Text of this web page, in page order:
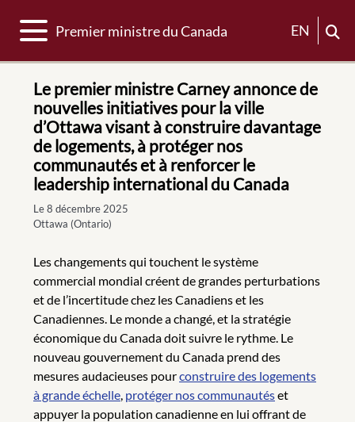
Basculer la navigation
Premier ministre du Canada EN
Le premier ministre Carney annonce de
nouvelles initiatives pour la ville
d’Ottawa visant à construire davantage
de logements, à protéger nos
communautés et à renforcer le
leadership international du Canada
Le 8 décembre 2025
Ottawa (Ontario)
Les changements qui touchent le système
commercial mondial créent de grandes perturbations
et de l’incertitude chez les Canadiens et les
Canadiennes. Le monde a changé, et la stratégie
économique du Canada doit suivre le rythme. Le
nouveau gouvernement du Canada prend des
mesures audacieuses pourconstruire des logements
à grande échelle, protéger nos communautéset
appuyer la population canadienne en lui offrant de